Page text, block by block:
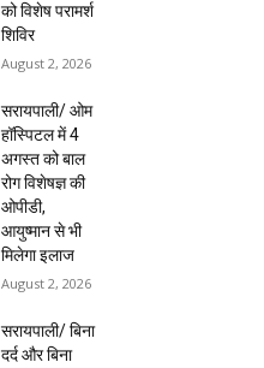
को विशेष परामर्श
शिविर
August 2, 2026
सरायपाली/ ओम
हॉस्पिटल में 4
अगस्त को बाल
रोग विशेषज्ञ की
ओपीडी,
आयुष्मान से भी
मिलेगा इलाज
August 2, 2026
सरायपाली/ बिना
दर्द और बिना